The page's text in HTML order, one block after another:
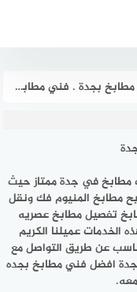
فني مطابخ جدة للإيجار بخصم 51% هوم سيرفر
مطابخ في جدة ممتاز حيث
مطابخ المنيوم فك ونقل
تفصيل مطابخ عصريه
الخدمات عميلنا الكريم
عن طريق التواصل مع
افضل فني مطابخ بجده